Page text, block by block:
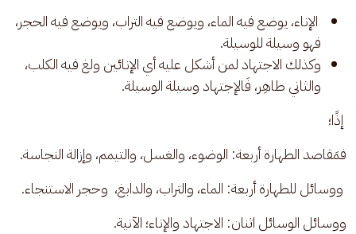
الإناء، يوضع فيه الماء، ويوضع فيه التراب، ويوضع فيه الحجر،
فهو وسيلة للوسيلة.
وكذلك الاجتهاد لمن أشكل عليه أي الإنائين ولغ فيه الكلب،
والثاني طاهِر، فَالإجتهاد وسيلة الوسيلة.
إذًا؛
فمَقاصد الطهارة أربعة: الوضوء، والغسل، والتيمم، وإزالة النجاسة.
ووسائل للطهارة أربعة: الماء، والتراب، والدابغ،  وحجر الاستنجاء.
ووسائل الوسائل اثنان: الاجتهاد والإناء؛ الآنية.